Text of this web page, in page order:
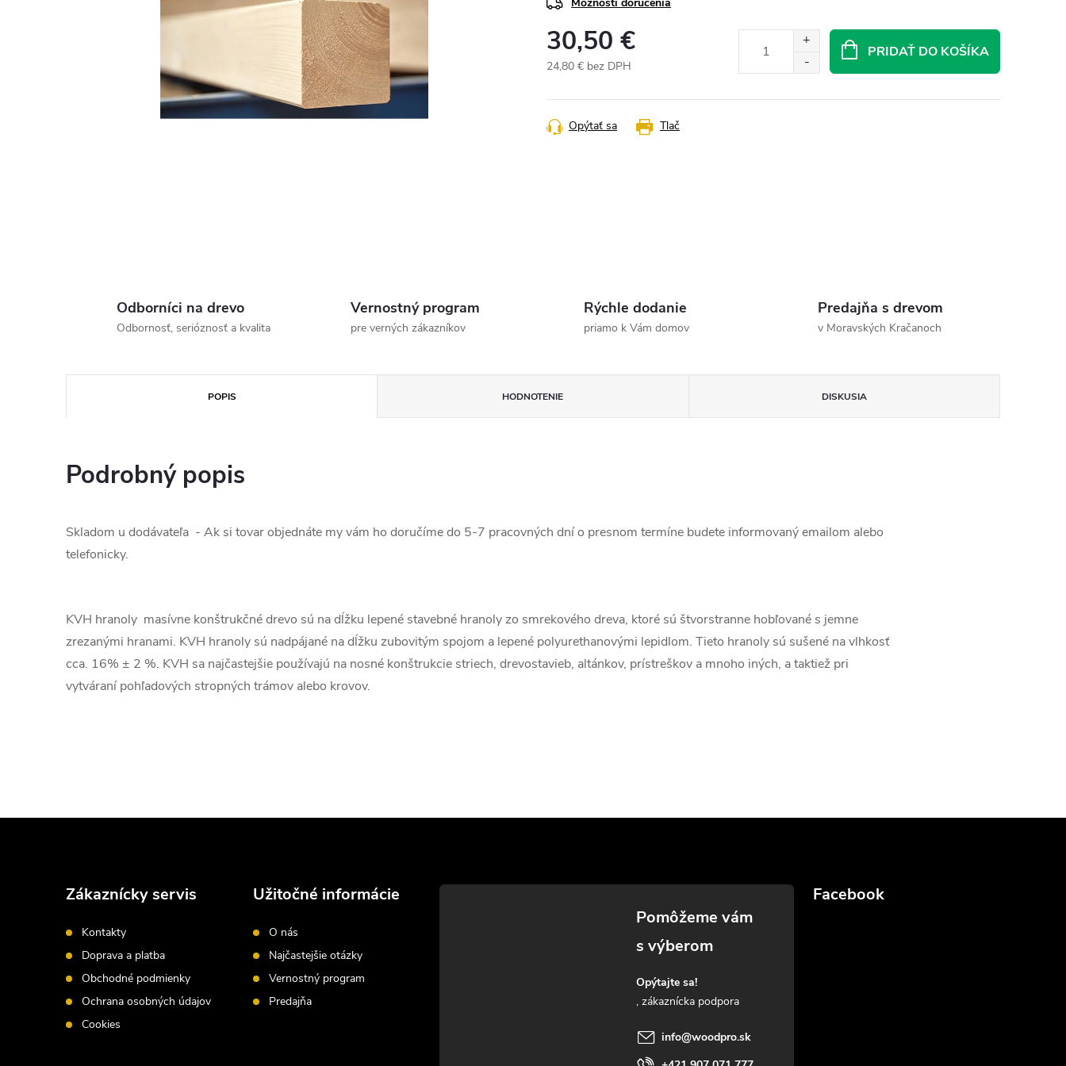
30,50 €
24,80 € bez DPH
cena:
PRIDAŤ DO KOŠÍKA
Tlač
Opýtať sa
Odborníci na drevo
Odbornosť, serióznosť a kvalita
Vernostný program
pre verných zákazníkov
Rýchle dodanie
priamo k Vám domov
Predajňa s drevom
v Moravských Kračanoch
POPIS HODNOTENIE DISKUSIA
Podrobný popis
Skladom u dodávateľa - Ak si tovar objednáte my vám ho doručíme do 5-7 pracovných dní o presnom termíne budete informovaný emailom alebo
telefonicky.
KVH hranoly masívne konštrukčné drevo sú na dĺžku lepené stavebné hranoly zo smrekového dreva, ktoré sú štvorstranne hobľované s jemne
zrezanými hranami. KVH hranoly sú nadpájané na dĺžku zubovitým spojom a lepené polyurethanovými lepidlom. Tieto hranoly sú sušené na vlhkosť
cca. 16% ± 2 %. KVH sa najčastejšie používajú na nosné konštrukcie striech, drevostavieb, altánkov, prístreškov a mnoho iných, a taktiež pri
vytváraní pohľadových stropných trámov alebo krovov.
Zákaznícky servis
Kontakty
Doprava a platba
Obchodné podmienky
Ochrana osobných údajov
Cookies
Užitočné informácie
O nás
Najčastejšie otázky
Vernostný program
Predajňa
Opýtajte sa!
info@woodpro.sk
Facebook